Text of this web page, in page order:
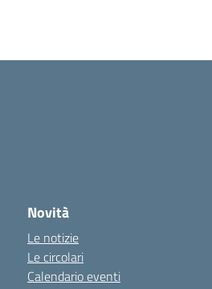
Novità
Le notizie
Le circolari
Calendario eventi